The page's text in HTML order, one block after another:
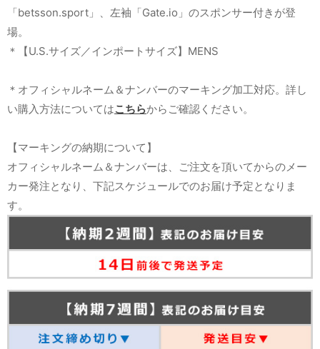
「betsson.sport」、左袖「Gate.io」のスポンサー付きが登
場。
＊【U.S.サイズ／インポートサイズ】MENS
＊オフィシャルネーム＆ナンバーのマーキング加工対応。詳し
い購入方法についてはこちらからご確認ください。
【マーキングの納期について】
オフィシャルネーム＆ナンバーは、ご注文を頂いてからのメー
カー発注となり、下記スケジュールでのお届け予定となりま
す。